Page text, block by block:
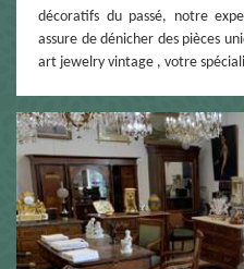
décoratifs du passé, notre
assure de dénicher des pièces
art jewelry vintage , votre